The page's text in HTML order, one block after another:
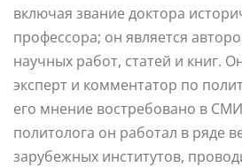
включая звание доктора
профессора; он является
научных работ, статей и книг.
эксперт и комментатор по
его мнение востребовано в
политолога он работал в ряде
зарубежных институтов,